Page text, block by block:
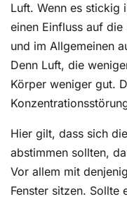
Luft. Wenn es stickig
einen Einfluss auf
und im Allgemeinen
Denn Luft, die
Körper weniger gut.
Hier gilt, dass sich
abstimmen sollten,
Vor allem mit
Fenster sitzen. Sollte